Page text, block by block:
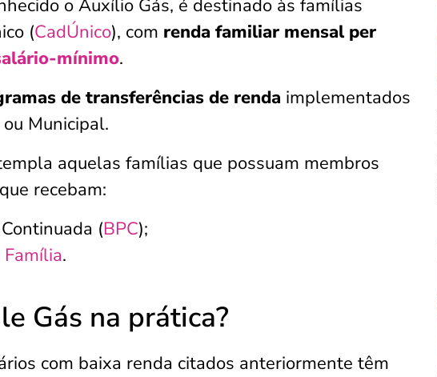
o Auxílio Gás, é destinado às famílias
(CadÚnico), com renda familiar mensal per
mínimo.
de transferências de renda implementados
Municipal.
aquelas famílias que possuam membros
recebam:
(BPC);
.
Gás na prática?
com baixa renda citados anteriormente têm